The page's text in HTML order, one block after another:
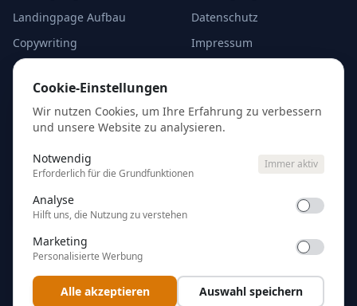
Landingpage Aufbau
Copywriting
A/B-Test Alternativen
Datenschutz
Impressum
Analyse starten
eurer Google Ads — kein
Account-Zugang nötig.
Ads analysieren
99takes
Cookie-Einstellungen
Wir nutzen Cookies, um Ihre Erfahrung zu verbessern
und unsere Website zu analysieren.
Notwendig
Erforderlich für die Grundfunktionen
Immer aktiv
Analyse
Hilft uns, die Nutzung zu verstehen
Marketing
Personalisierte Werbung
Alle akzeptieren Auswahl speichern